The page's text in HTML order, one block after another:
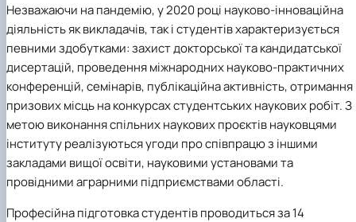
Незважаючи на пандемію, у 2020 році науково-інноваційна
діяльність як викладачів, так і студентів характеризується
певними здобутками: захист докторської та кандидатської
дисертацій, проведення міжнародних науково-практичних
конференцій, семінарів, публікаційна активність, отримання
призових місць на конкурсах студентських наукових робіт. З
метою виконання спільних наукових проєктів науковцями
інституту реалізуються угоди про співпрацю з іншими
закладами вищої освіти, науковими установами та
провідними аграрними підприємствами області.
Професійна підготовка студентів проводиться за 14